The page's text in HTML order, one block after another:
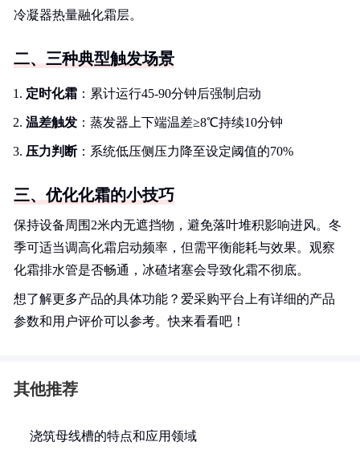
冷凝器热量融化霜层。
二、三种典型触发场景
定时化霜 ：累计运行45-90分钟后强制启动
温差触发 ：蒸发器上下端温差≥8℃持续10分钟
压力判断：系统低压侧压力降至设定阈值的70%
三、优化化霜的小技巧
保持设备周围2米内无遮挡物，避免落叶堆积影响进风。冬
季可适当调高化霜启动频率，但需平衡能耗与效果。观察
化霜排水管是否畅通，冰碴堵塞会导致化霜不彻底。
想了解更多产品的具体功能？爱采购平台上有详细的产品
参数和用户评价可以参考。快来看看吧！
其他推荐
浇筑母线槽的特点和应用领域